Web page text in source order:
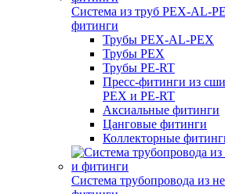
Система из труб PEX-AL-
фитинги
Трубы PEX-AL-PEX
Трубы PEX
Трубы PE-RT
Пресс-фитинги из
PEX и PE-RT
Аксиальные фитинги
Цанговые фитинги
Коллекторные
Система трубопровода из